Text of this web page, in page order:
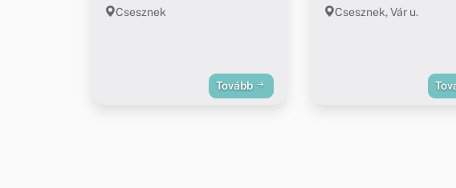
Csesznek
Tovább
Csesznek, Vár u.